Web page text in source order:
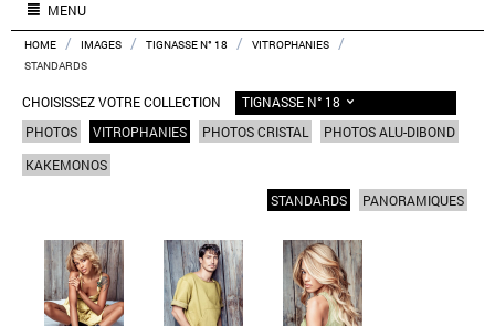
MENU
HOME / IMAGES / TIGNASSE N° 18 / VITROPHANIES /
STANDARDS
CHOISISSEZ VOTRE COLLECTION
TIGNASSE N° 18
PHOTOS
VITROPHANIES PHOTOS CRISTAL
PHOTOS ALU-DIBOND
KAKEMONOS
STANDARDS
PANORAMIQUES